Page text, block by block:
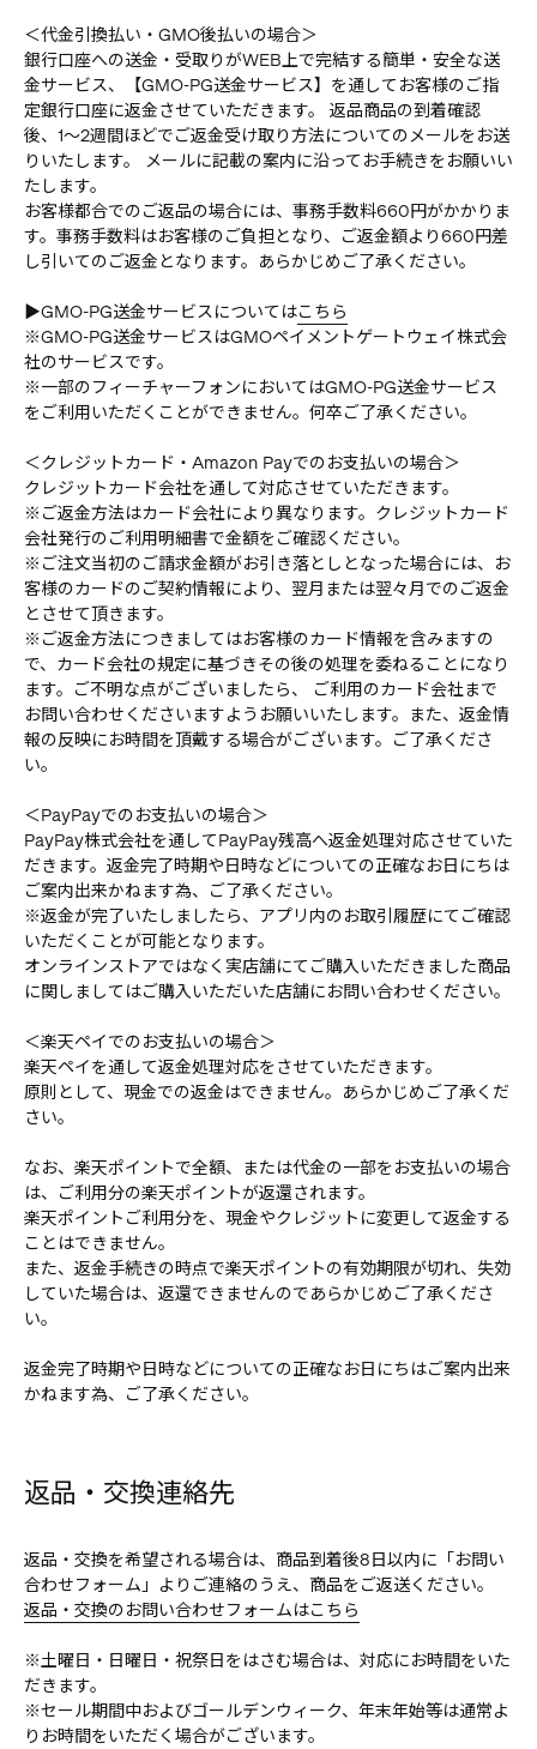
＜代金引換払い・GMO後払いの場合＞
銀行口座への送金・受取りがWEB上で完結する簡単・安全な送
金サービス、【GMO-PG送金サービス】を通してお客様のご指
定銀行口座に返金させていただきます。 返品商品の到着確認
後、1～2週間ほどでご返金受け取り方法についてのメールをお送
りいたします。 メールに記載の案内に沿ってお手続きをお願いい
たします。
お客様都合でのご返品の場合には、事務手数料660円がかかりま
す。事務手数料はお客様のご負担となり、ご返金額より660円差
し引いてのご返金となります。あらかじめご了承ください。
▶GMO-PG送金サービスについてはこちら
※GMO-PG送金サービスはGMOペイメントゲートウェイ株式会
社のサービスです。
※一部のフィーチャーフォンにおいてはGMO-PG送金サービス
をご利用いただくことができません。何卒ご了承ください。
＜クレジットカード・Amazon Payでのお支払いの場合＞
クレジットカード会社を通して対応させていただきます。
※ご返金方法はカード会社により異なります。クレジットカード
会社発行のご利用明細書で金額をご確認ください。
※ご注文当初のご請求金額がお引き落としとなった場合には、お
客様のカードのご契約情報により、翌月または翌々月でのご返金
とさせて頂きます。
※ご返金方法につきましてはお客様のカード情報を含みますの
で、カード会社の規定に基づきその後の処理を委ねることになり
ます。ご不明な点がございましたら、 ご利用のカード会社まで
お問い合わせくださいますようお願いいたします。また、返金情
報の反映にお時間を頂戴する場合がございます。ご了承くださ
い。
＜PayPayでのお支払いの場合＞
PayPay株式会社を通してPayPay残高へ返金処理対応させていた
だきます。返金完了時期や日時などについての正確なお日にちは
ご案内出来かねます為、ご了承ください。
※返金が完了いたしましたら、アプリ内のお取引履歴にてご確認
いただくことが可能となります。
オンラインストアではなく実店舗にてご購入いただきました商品
に関しましてはご購入いただいた店舗にお問い合わせください。
＜楽天ペイでのお支払いの場合＞
楽天ペイを通して返金処理対応をさせていただきます。
原則として、現金での返金はできません。あらかじめご了承くだ
さい。
なお、楽天ポイントで全額、または代金の一部をお支払いの場合
は、ご利用分の楽天ポイントが返還されます。
楽天ポイントご利用分を、現金やクレジットに変更して返金する
ことはできません。
また、返金手続きの時点で楽天ポイントの有効期限が切れ、失効
していた場合は、返還できませんのであらかじめご了承くださ
い。
返金完了時期や日時などについての正確なお日にちはご案内出来
かねます為、ご了承ください。
返品・交換連絡先
返品・交換を希望される場合は、商品到着後8日以内に「お問い
合わせフォーム」よりご連絡のうえ、商品をご返送ください。
返品・交換のお問い合わせフォームはこちら
※土曜日・日曜日・祝祭日をはさむ場合は、対応にお時間をいた
だきます。
※セール期間中およびゴールデンウィーク、年末年始等は通常よ
りお時間をいただく場合がございます。